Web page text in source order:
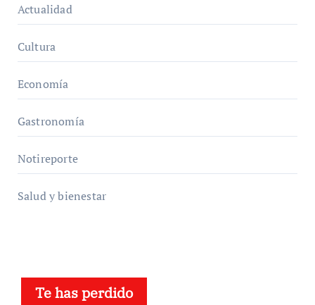
Actualidad
Cultura
Economía
Gastronomía
Notireporte
Salud y bienestar
Te has perdido